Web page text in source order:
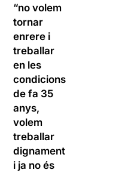
“no volem
tornar
enrere i
treballar
en les
condicions
de fa 35
anys,
volem
treballar
dignament
i ja no és